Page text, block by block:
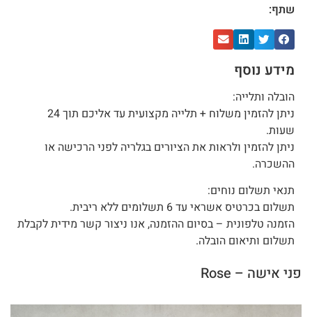
שתף:
מידע נוסף
הובלה ותלייה:
ניתן להזמין משלוח + תלייה מקצועית עד אליכם תוך 24
שעות.
ניתן להזמין ולראות את הציורים בגלריה לפני הרכישה או
ההשכרה.
תנאי תשלום נוחים:
תשלום בכרטיס אשראי עד 6 תשלומים ללא ריבית.
הזמנה טלפונית – בסיום ההזמנה, אנו ניצור קשר מידית לקבלת
תשלום ותיאום הובלה.
פני אישה – Rose